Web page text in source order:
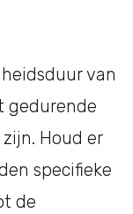
van
gedurende
Houd er
specifieke
de